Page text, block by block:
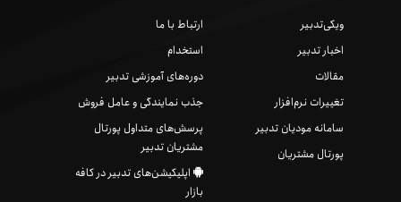
ویکی‌تدبیر
اخبار تدبیر
مقالات
تغییرات نرم‌افزار
سامانه مودیان تدبیر
پورتال مشتریان
ارتباط با ما
استخدام
دوره‌های آموزشی تدبیر
جذب نمایندگی و عامل فروش
پرسش‌های متداول پورتال
مشتریان تدبیر
اپلیکیشن‌های تدبیر در کافه
بازار